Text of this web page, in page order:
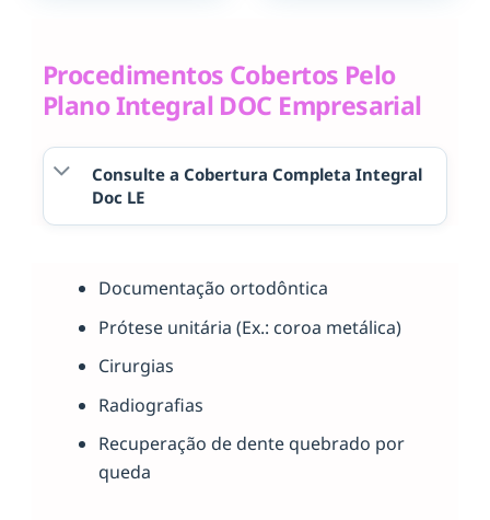
Procedimentos Cobertos Pelo
Plano Integral DOC Empresarial
Consulte a Cobertura Completa Integral
Doc LE
Documentação ortodôntica
Prótese unitária (Ex.: coroa metálica)
Cirurgias
Radiografias
Recuperação de dente quebrado por
queda